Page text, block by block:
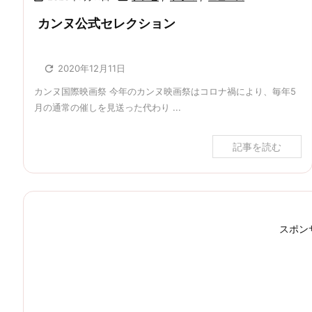
カンヌ公式セレクション
 2020年12月11日
カンヌ国際映画祭 今年のカンヌ映画祭はコロナ禍により、毎年5
月の通常の催しを見送った代わり ...
記事を読む
スポン